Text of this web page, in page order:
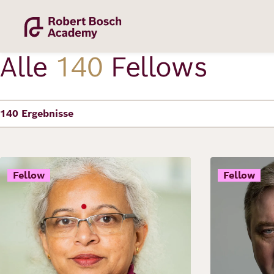
Inhalt
Fellowship
Fellows
Alle 140 Fellows
140 Ergebnisse
Fellow
Bild
Fellow